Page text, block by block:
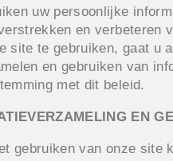
uw persoonlijke
en verbeteren
site te gebruiken, gaat u
en gebruiken van
met dit beleid.
EN
gebruiken van onze site